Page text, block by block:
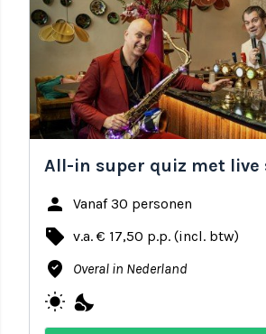
All-in super quiz met live
person Vanaf 30 personen
local_offer v.a. € 17,50 p.p. (incl. btw)
where_to_vote Overal in Nederland
wb_sunny nights_stay